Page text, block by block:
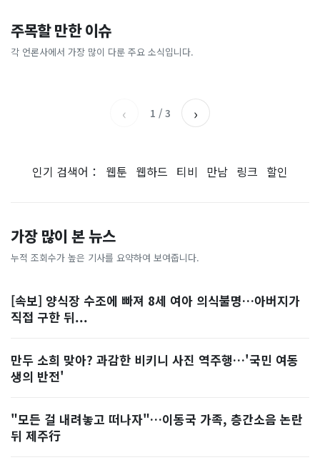
주목할 만한 이슈
각 언론사에서 가장 많이 다룬 주요 소식입니다.
홈플러스, 2000억원으로 '시
간'을 샀다
비즈워치
왜?매일경제
[날씨] 오늘 밤 또 내린다...내
륙 중심 최대 150mm
졌다...국산 53개 중소기업이
‹ 1 / 3 ›
인기 검색어： 웹툰 웹하드 티비 만남 링크 할인
가장 많이 본 뉴스
누적 조회수가 높은 기사를 요약하여 보여줍니다.
[속보] 양식장 수조에 빠져 8세 여아 의식불명…아버지가
직접 구한 뒤...
만두 소희 맞아? 과감한 비키니 사진 역주행…'국민 여동
생의 반전'
"모든 걸 내려놓고 떠나자"…이동국 가족, 층간소음 논란
뒤 제주行